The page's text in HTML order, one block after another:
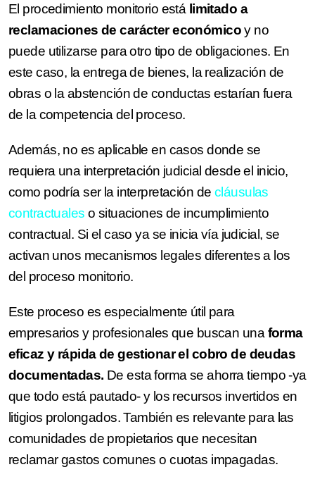
El procedimiento monitorio está limitado a
reclamaciones de carácter económicoy no
puede utilizarse para otro tipo de obligaciones. En
este caso, la entrega de bienes, la realización de
obras o la abstención de conductas estarían fuera
de la competencia del proceso.
Además, no es aplicable en casos donde se
requiera una interpretación judicial desde el inicio,
como podría ser la interpretación de cláusulas
contractuales o situaciones de incumplimiento
contractual. Si el caso ya se inicia vía judicial, se
activan unos mecanismos legales diferentes a los
del proceso monitorio.
Este proceso es especialmente útil para
empresarios y profesionales que buscan una forma
eficaz y rápida de gestionar el cobro de deudas
documentadas. De esta forma se ahorra tiempo -ya
que todo está pautado- y los recursos invertidos en
litigios prolongados. También es relevante para las
comunidades de propietarios que necesitan
reclamar gastos comunes o cuotas impagadas.